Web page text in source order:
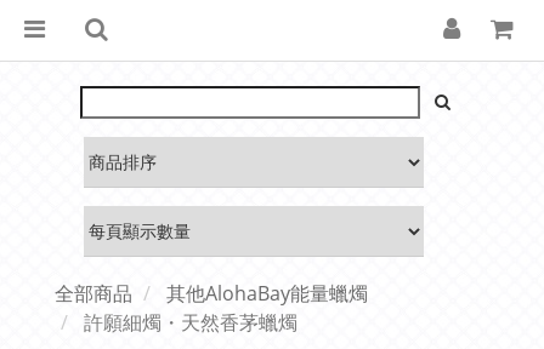
全部商品
其他AlohaBay能量蠟燭
許願細燭・天然香茅蠟燭